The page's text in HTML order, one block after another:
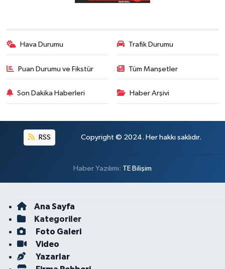
Hava Durumu Trafik Durumu
Puan Durumu ve Fikstür Tüm Manşetler
Son Dakika Haberleri Haber Arşivi
RSS Copyright © 2024. Her hakkı saklıdır.
Haber Yazılımı: TE Bilişim
Ana Sayfa
Kategoriler
Foto Galeri
Video
Yazarlar